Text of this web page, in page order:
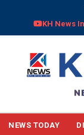
KH News
NEWS TODAY